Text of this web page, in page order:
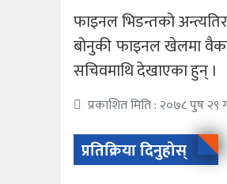
फाइनल भिडन्तको
बोनुकी फाइनल खेलमा
सचिवमाथि देखाएका हुन् ।
प्रकाशित मिति : २०७८ पुष २९
प्रतिक्रिया दिनुहोस्